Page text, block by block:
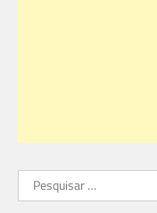
Pesquisar
por: